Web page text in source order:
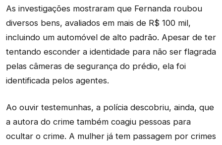
As investigações mostraram que Fernanda roubou
diversos bens, avaliados em mais de R$ 100 mil,
incluindo um automóvel de alto padrão. Apesar de ter
tentando esconder a identidade para não ser flagrada
pelas câmeras de segurança do prédio, ela foi
identificada pelos agentes.
Ao ouvir testemunhas, a polícia descobriu, ainda, que
a autora do crime também coagiu pessoas para
ocultar o crime. A mulher já tem passagem por crimes